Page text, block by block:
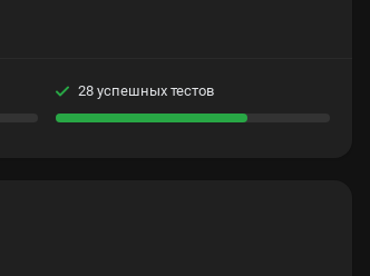
28 успешных тестов